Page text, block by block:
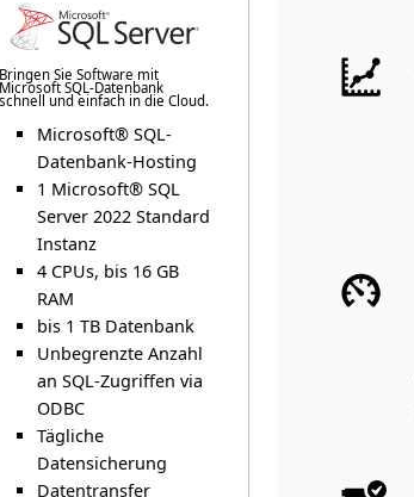
Bringen Sie Software mit
Microsoft SQL-Datenbank
schnell und einfach in die Cloud.
Microsoft® SQL-
Datenbank-Hosting
1 Microsoft® SQL
Server 2022 Standard
Instanz
4 CPUs, bis 16 GB
RAM
bis 1 TB Datenbank
Unbegrenzte Anzahl
an SQL-Zugriffen via
ODBC
Tägliche
Datensicherung
Datentransfer